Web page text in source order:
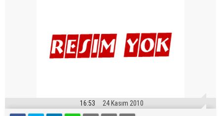
16:53 24 Kasım 2010